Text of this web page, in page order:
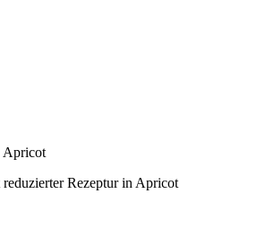
Apricot
Rezeptur in Apricot